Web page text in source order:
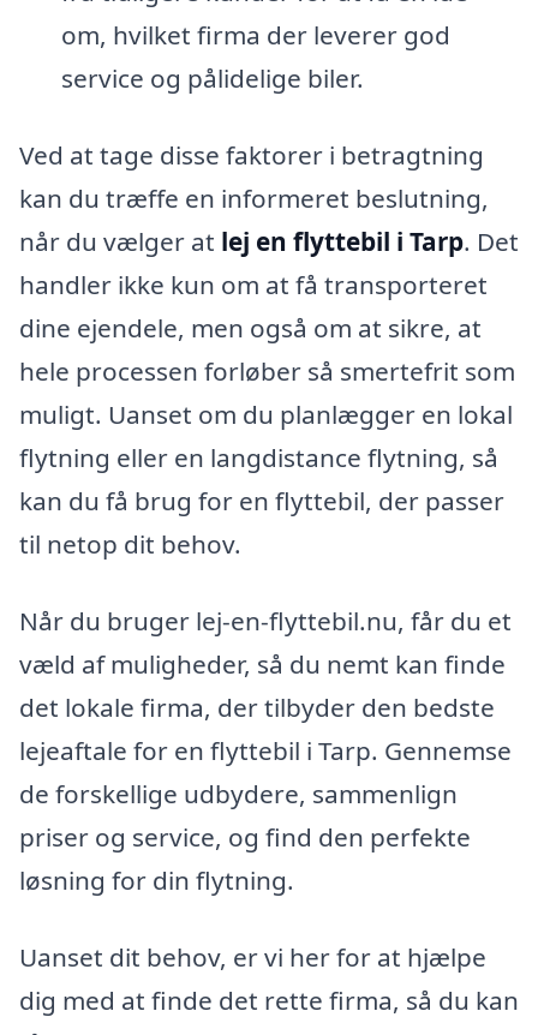
om, hvilket firma der leverer god
service og pålidelige biler.
Ved at tage disse faktorer i betragtning
kan du træffe en informeret beslutning,
når du vælger at lej en flyttebil i Tarp. Det
handler ikke kun om at få transporteret
dine ejendele, men også om at sikre, at
hele processen forløber så smertefrit som
muligt. Uanset om du planlægger en lokal
flytning eller en langdistance flytning, så
kan du få brug for en flyttebil, der passer
til netop dit behov.
Når du bruger lej-en-flyttebil.nu, får du et
væld af muligheder, så du nemt kan finde
det lokale firma, der tilbyder den bedste
lejeaftale for en flyttebil i Tarp. Gennemse
de forskellige udbydere, sammenlign
priser og service, og find den perfekte
løsning for din flytning.
Uanset dit behov, er vi her for at hjælpe
dig med at finde det rette firma, så du kan